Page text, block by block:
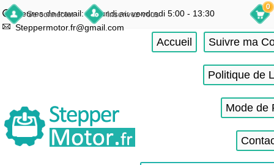
Se connecter Inscrivez-vous
Heures de travail: du lundi au vendredi 5:00 - 13:30
Steppermotor.fr@gmail.com
0
Accueil Suivre ma
Politique de
Mode de